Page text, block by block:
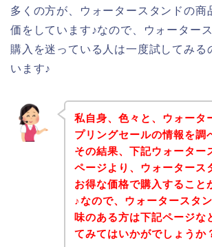
多くの方が、ウォータースタンドの商
価をしています♪なので、ウォーター
購入を迷っている人は一度試してみる
います♪
私自身、色々と、ウォータ
プリングセールの情報を調
その結果、下記ウォーター
ページより、ウォータース
お得な価格で購入すること
♪なので、ウォータースタ
味のある方は下記ページな
てみてはいかがでしょうか